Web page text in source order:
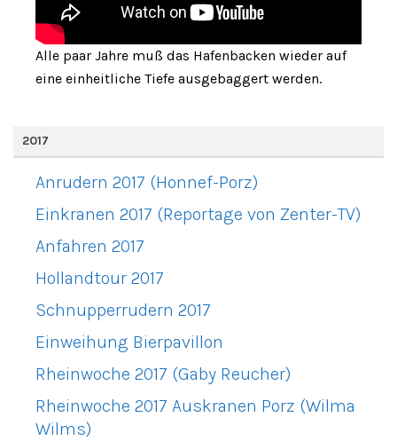
Alle paar Jahre muß das Hafenbacken wieder auf
eine einheitliche Tiefe ausgebaggert werden.
2017
Anrudern 2017 (Honnef-Porz)
Einkranen 2017 (Reportage von Zenter-TV)
Anfahren 2017
Hollandtour 2017
Schnupperrudern 2017
Einweihung Bierpavillon
Rheinwoche 2017 (Gaby Reucher)
Rheinwoche 2017 Auskranen Porz (Wilma
Wilms)